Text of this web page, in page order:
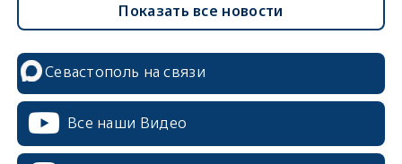
Показать все новости
Севастополь на связи
Все наши Видео